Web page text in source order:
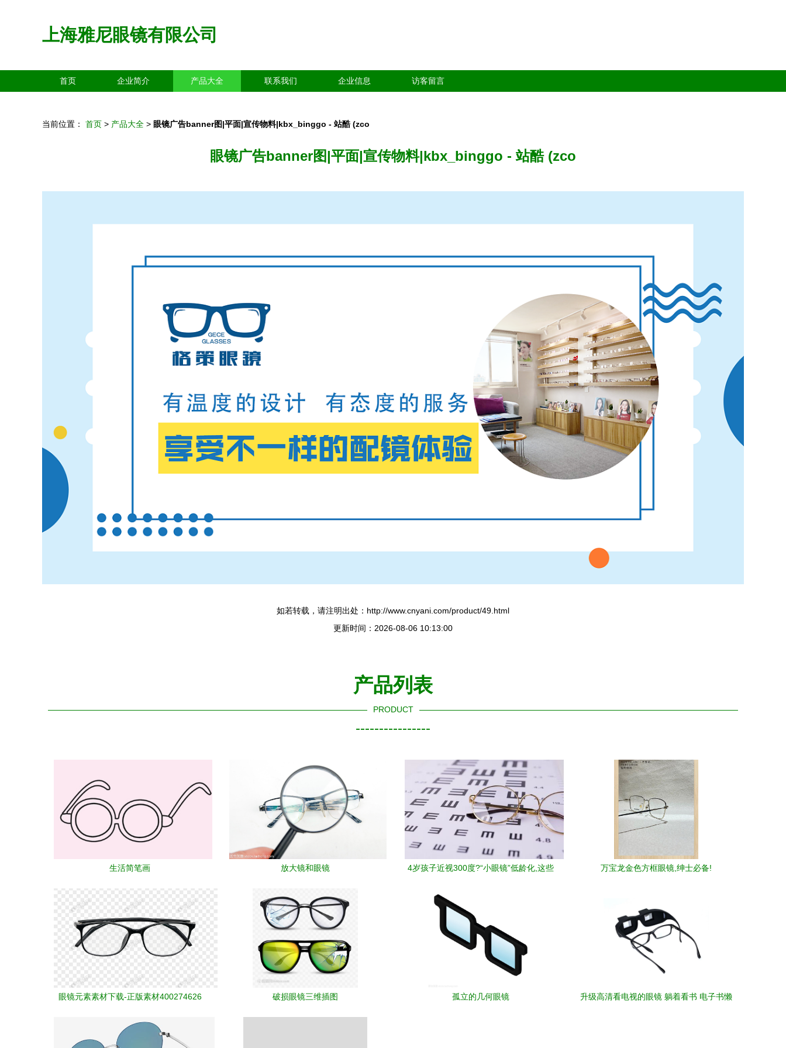
上海雅尼眼镜有限公司
首页 企业简介 产品大全 联系我们 企业信息 访客留言
当前位置： 首页 > 产品大全 > 眼镜广告banner图|平面|宣传物料|kbx_binggo - 站酷 (zco
眼镜广告banner图|平面|宣传物料|kbx_binggo - 站酷 (zco
如若转载，请注明出处：http://www.cnyani.com/product/49.html
更新时间：2026-08-06 10:13:00
产品列表
PRODUCT
----------------
生活简笔画 放大镜和眼镜
4岁孩子近视300度?“小眼镜”低龄化,这些
万宝龙金色方框眼镜,绅士必备!
眼镜元素素材下载-正版素材400274626 破损眼镜三维插图 孤立的几何眼镜
升级高清看电视的眼镜 躺着看书 电子书懒